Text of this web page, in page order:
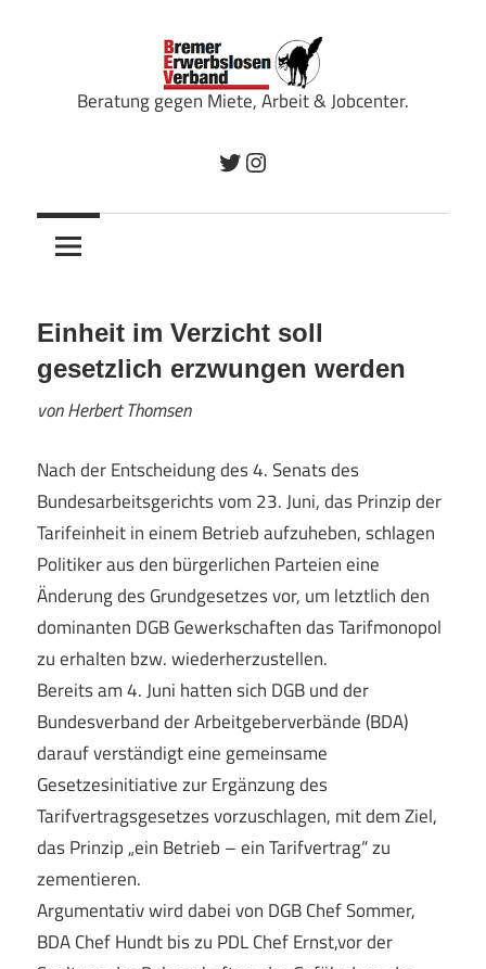
Bremer
Erwerbslosenverband
Beratung gegen Miete, Arbeit & Jobcenter.
TwitterInstagram
Einheit im Verzicht soll
gesetzlich erzwungen werden
von Herbert Thomsen
Nach der Entscheidung des 4. Senats des
Bundesarbeitsgerichts vom 23. Juni, das Prinzip der
Tarifeinheit in einem Betrieb aufzuheben, schlagen
Politiker aus den bürgerlichen Parteien eine
Änderung des Grundgesetzes vor, um letztlich den
dominanten DGB Gewerkschaften das Tarifmonopol
zu erhalten bzw. wiederherzustellen.
Bereits am 4. Juni hatten sich DGB und der
Bundesverband der Arbeitgeberverbände (BDA)
darauf verständigt eine gemeinsame
Gesetzesinitiative zur Ergänzung des
Tarifvertragsgesetzes vorzuschlagen, mit dem Ziel,
das Prinzip „ein Betrieb – ein Tarifvertrag“ zu
zementieren.
Argumentativ wird dabei von DGB Chef Sommer,
BDA Chef Hundt bis zu PDL Chef Ernst,vor der